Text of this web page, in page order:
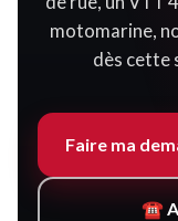
motomarine,
dès cette
Faire ma
☎